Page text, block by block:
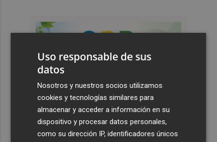
Uso responsable de sus
datos
Nosotros y nuestros socios utilizamos
cookies y tecnologías similares para
almacenar y acceder a información en su
dispositivo y procesar datos personales,
como su dirección IP, identificadores únicos